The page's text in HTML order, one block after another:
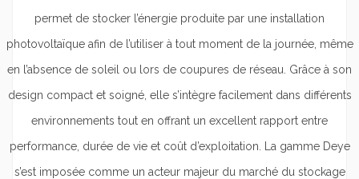
permet de stocker l’énergie produite par une installation
photovoltaïque afin de l’utiliser à tout moment de la journée, même
en l’absence de soleil ou lors de coupures de réseau. Grâce à son
design compact et soigné, elle s’intègre facilement dans différents
environnements tout en offrant un excellent rapport entre
performance, durée de vie et coût d’exploitation. La gamme Deye
s’est imposée comme un acteur majeur du marché du stockage